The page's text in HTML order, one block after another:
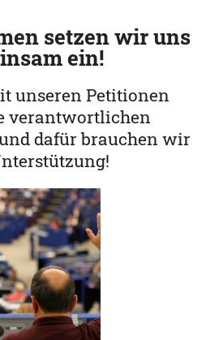
setzen wir uns
ein!
unseren Petitionen
verantwortlichen
dafür brauchen wir